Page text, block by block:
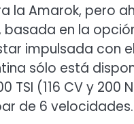
la Amarok, pero
en la
impulsada con
sólo está
TSI (116 CV y 200
de 6 velocidades.